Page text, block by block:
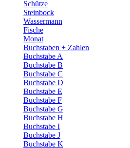
Schütze
Steinbock
Wassermann
Fische
Monat
Buchstaben + Zahlen
Buchstabe A
Buchstabe B
Buchstabe C
Buchstabe D
Buchstabe E
Buchstabe F
Buchstabe G
Buchstabe H
Buchstabe I
Buchstabe J
Buchstabe K